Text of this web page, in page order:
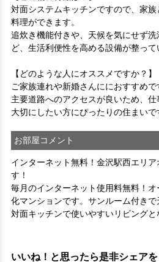
対面システムキッチンですので、家
料理ができます。
追炊き機能付きや、天候を気にせず
ど、生活利便性を高める設備が整って
【どのような人にオススメですか？】
ご家族連れや新婚さんににおすすめで
主要道路へのアクセスが良いため、
大切にしたい方にぴったりの住まいで
お部屋コメント
インターネット無料！金沢駅西エリ
す！
毎月のインターネット使用料無料！
化マンションです。サンルーム付き
対面キッチンで使いやすいリビングと
いいね！と思ったら是非シェアを